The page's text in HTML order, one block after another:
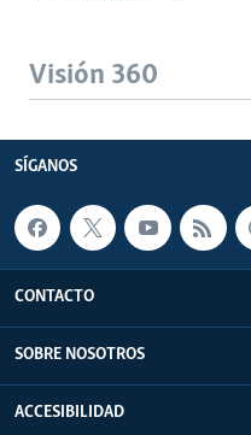
Visión 360
SÍGANOS
CONTACTO
SOBRE NOSOTROS
ACCESIBILIDAD